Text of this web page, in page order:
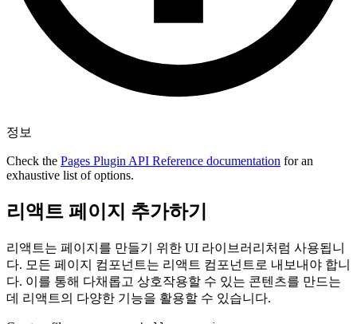
정보
Check the Pages Plugin API Reference documentation for an
exhaustive list of options.
리액트 페이지 추가하기
리액트는 페이지를 만들기 위한 UI 라이브러리처럼 사용됩니
다. 모든 페이지 컴포넌트는 리액트 컴포넌트로 내보내야 합니
다. 이를 통해 다채롭고 상호작용할 수 있는 콘텐츠를 만드는
데 리액트의 다양한 기능을 활용할 수 있습니다.